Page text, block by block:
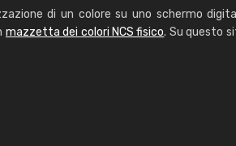
di un colore su uno schermo
mazzetta dei colori NCS fisico. Su questo